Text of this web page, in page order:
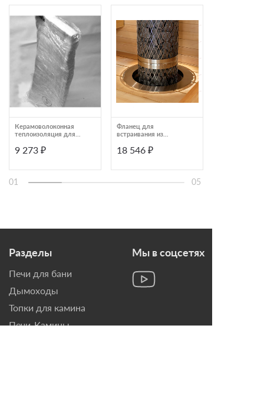
Керамоволоконная
теплоизоляция для
4007
9 273 ₽
Фланец для
встраивания из
IKI 500
18 546 ₽
01 05
Разделы
Печи для бани
Дымоходы
Топки для камина
Печи-Камины
Мы в соцсетях